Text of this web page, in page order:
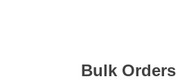
Bulk Orders